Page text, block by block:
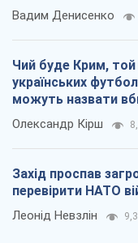
Вадим Денисенко
Чий буде Крим,
українських
можуть назвати
Олександр Кірш
Захід проспав
перевірити НАТО
Леонід Невзлін